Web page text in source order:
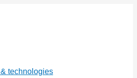
technologies